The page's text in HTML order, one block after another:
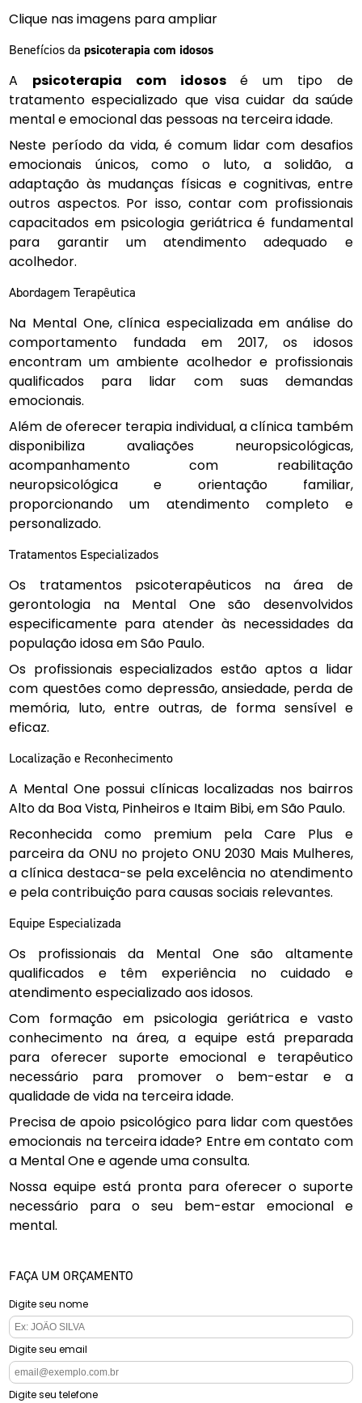
Clique nas imagens para ampliar
Benefícios dapsicoterapia com idosos
A psicoterapia com idososé um tipo de
tratamento especializado que visa cuidar da saúde
mental e emocional das pessoas na terceira idade.
Neste período da vida, é comum lidar com desafios
emocionais únicos, como o luto, a solidão, a
adaptação às mudanças físicas e cognitivas, entre
outros aspectos. Por isso, contar com profissionais
capacitados em psicologia geriátrica é fundamental
para garantir um atendimento adequado e
acolhedor.
Abordagem Terapêutica
Na Mental One, clínica especializada em análise do
comportamento fundada em 2017, os idosos
encontram um ambiente acolhedor e profissionais
qualificados para lidar com suas demandas
emocionais.
Além de oferecer terapia individual, a clínica também
disponibiliza avaliações neuropsicológicas,
acompanhamento com reabilitação
neuropsicológica e orientação familiar,
proporcionando um atendimento completo e
personalizado.
Tratamentos Especializados
Os tratamentos psicoterapêuticos na área de
gerontologia na Mental One são desenvolvidos
especificamente para atender às necessidades da
população idosa em São Paulo.
Os profissionais especializados estão aptos a lidar
com questões como depressão, ansiedade, perda de
memória, luto, entre outras, de forma sensível e
eficaz.
Localização e Reconhecimento
A Mental One possui clínicas localizadas nos bairros
Alto da Boa Vista, Pinheiros e Itaim Bibi, em São Paulo.
Reconhecida como premium pela Care Plus e
parceira da ONU no projeto ONU 2030 Mais Mulheres,
a clínica destaca-se pela excelência no atendimento
e pela contribuição para causas sociais relevantes.
Equipe Especializada
Os profissionais da Mental One são altamente
qualificados e têm experiência no cuidado e
atendimento especializado aos idosos.
Com formação em psicologia geriátrica e vasto
conhecimento na área, a equipe está preparada
para oferecer suporte emocional e terapêutico
necessário para promover o bem-estar e a
qualidade de vida na terceira idade.
Precisa de apoio psicológico para lidar com questões
emocionais na terceira idade? Entre em contato com
a Mental One e agende uma consulta.
Nossa equipe está pronta para oferecer o suporte
necessário para o seu bem-estar emocional e
mental.
FAÇA UM ORÇAMENTO
Digite seu nome
Digite seu email
Digite seu telefone